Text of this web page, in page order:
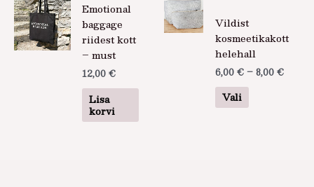
Emotional
baggage
riidest kott
– must
12,00 €
Lisa
korvi
Vildist
kosmeetikakott
helehall
6,00 € – 8,00 €
8,00 €
Vali
on
mitu
varianti.
Valikuid
saab
teha